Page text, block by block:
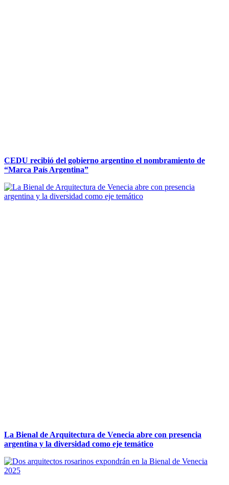
CEDU recibió del gobierno argentino el nombramiento de
“Marca País Argentina”
La Bienal de Arquitectura de Venecia abre con presencia
argentina y la diversidad como eje temático